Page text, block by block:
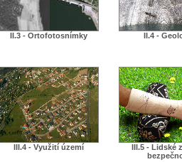
II.3 - Ortofotosnímky II.4 -
III.4 - Využití území
III.5 - Lidské